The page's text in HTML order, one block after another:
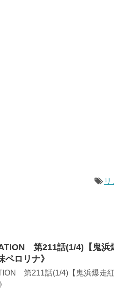
リ
第211話(1/4)【鬼浜
ペロリナ》
第211話(1/4)【鬼浜爆走